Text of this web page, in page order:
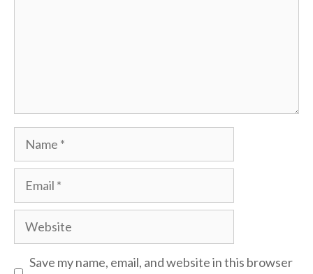
Name
Email
Website
Save my name, email, and website in this browser